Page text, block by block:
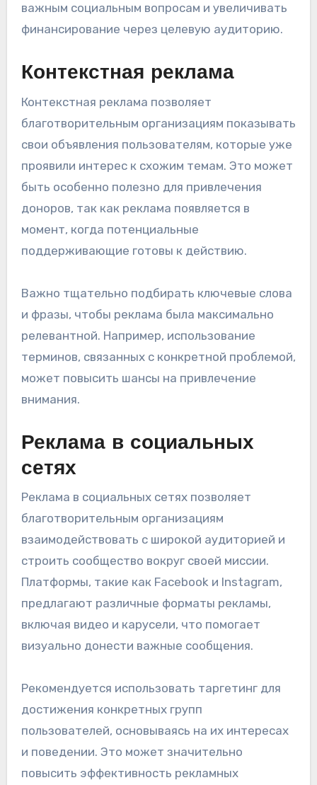
важным социальным вопросам и увеличивать
финансирование через целевую аудиторию.
Контекстная реклама
Контекстная реклама позволяет
благотворительным организациям показывать
свои объявления пользователям, которые уже
проявили интерес к схожим темам. Это может
быть особенно полезно для привлечения
доноров, так как реклама появляется в
момент, когда потенциальные
поддерживающие готовы к действию.
Важно тщательно подбирать ключевые слова
и фразы, чтобы реклама была максимально
релевантной. Например, использование
терминов, связанных с конкретной проблемой,
может повысить шансы на привлечение
внимания.
Реклама в социальных
сетях
Реклама в социальных сетях позволяет
благотворительным организациям
взаимодействовать с широкой аудиторией и
строить сообщество вокруг своей миссии.
Платформы, такие как Facebook и Instagram,
предлагают различные форматы рекламы,
включая видео и карусели, что помогает
визуально донести важные сообщения.
Рекомендуется использовать таргетинг для
достижения конкретных групп
пользователей, основываясь на их интересах
и поведении. Это может значительно
повысить эффективность рекламных